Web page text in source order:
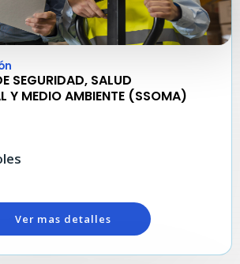
SEGURIDAD, SALUD
Y MEDIO AMBIENTE (SSOMA)
Ver mas detalles